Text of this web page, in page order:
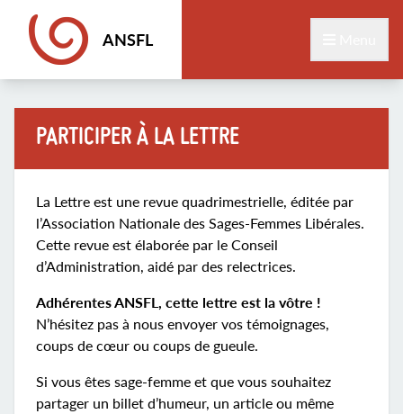
ANSFL
PARTICIPER À LA LETTRE
La Lettre est une revue quadrimestrielle, éditée par
l’Association Nationale des Sages-Femmes Libérales.
Cette revue est élaborée par le Conseil
d’Administration, aidé par des relectrices.
Adhérentes ANSFL, cette lettre est la vôtre !
N’hésitez pas à nous envoyer vos témoignages,
coups de cœur ou coups de gueule.
Si vous êtes sage-femme et que vous souhaitez
partager un billet d’humeur, un article ou même